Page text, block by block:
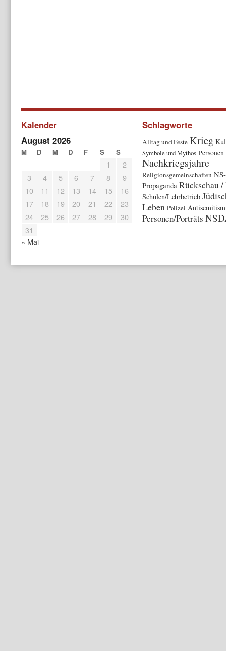
Kalender
August 2026
M D M D F S S
« Mai
1
2
3
4 5 6 7 8
9
10
11 12 13 14 15
16
17
18 19 20 21 22
23
24
25 26 27 28 29
30
31
Schlagworte
Alltag und Feste Krieg
Symbole und Mythos Personen
Nachkriegsjahre
Religionsgemeinschaften NS-
Propaganda Rückschau /
Schulen/Lehrbetrieb
Leben Polizei
Personen/Porträts